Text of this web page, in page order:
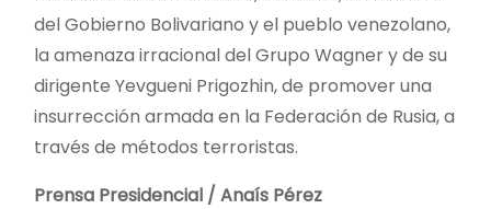
del Gobierno Bolivariano y el pueblo venezolano,
la amenaza irracional del Grupo Wagner y de su
dirigente Yevgueni Prigozhin, de promover una
insurrección armada en la Federación de Rusia, a
través de métodos terroristas.
Prensa Presidencial / Anaís Pérez